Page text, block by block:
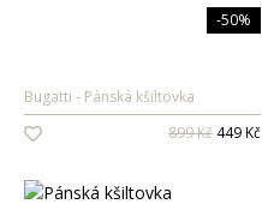
-50%
Bugatti
Pánská kšiltovka
899 Kč 449 Kč